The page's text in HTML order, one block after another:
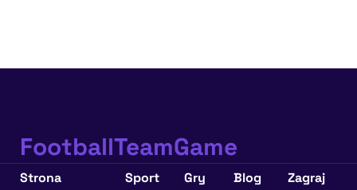
FootballTeamGame
Strona Sport Gry Blog Zagraj